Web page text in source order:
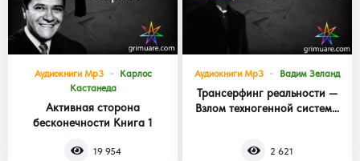
Аудиокниги Mp3
Карлос
Кастанеда
Активная сторона
бесконечности Книга 1
19 954
Аудиокниги Mp3 Вадим Зеланд
Трансерфинг реальности —
Взлом техногенной системы
2 621